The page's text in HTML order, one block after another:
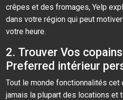
crêpes et des fromages, Yelp
dans votre région qui peut
votre heure.
2. Trouver Vos
Preferred intérieur
Tout le monde fonctionnalités cet
jamais la plupart des locations et